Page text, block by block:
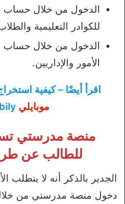
الدخول من خلال حساب
للكوادر التعليمية
الدخول من خلال حساب
الأمور والإداريين.
اقرأ أيضًا – كيفية
موبايلي
منصة مدرستي
للطالب عن
الجدير بالذكر أنه لا
دخول منصة مدرستي من خلال